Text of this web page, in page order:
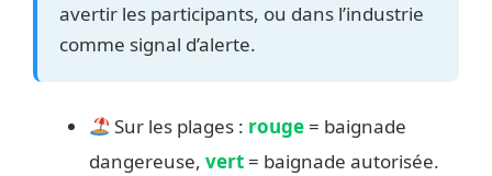
avertir les participants, ou dans l’industrie
comme signal d’alerte.
Sur les plages : rouge = baignade
dangereuse, vert = baignade autorisée.